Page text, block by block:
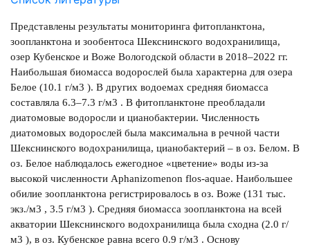
Представлены результаты мониторинга фитопланктона,
зоопланктона и зообентоса Шекснинского водохранилища,
озер Кубенское и Воже Вологодской области в 2018–2022 гг.
Наибольшая биомасса водорослей была характерна для озера
Белое (10.1 г/м3 ). В других водоемах средняя биомасса
составляла 6.3–7.3 г/м3 . В фитопланктоне преобладали
диатомовые водоросли и цианобактерии. Численность
диатомовых водорослей была максимальна в речной части
Шекснинского водохранилища, цианобактерий – в оз. Белом. В
оз. Белое наблюдалось ежегодное «цветение» воды из-за
высокой численности Aphanizomenon flos-aquae. Наибольшее
обилие зоопланктона регистрировалось в оз. Воже (131 тыс.
экз./м3 , 3.5 г/м3 ). Средняя биомасса зоопланктона на всей
акватории Шекснинского водохранилища была сходна (2.0 г/
м3 ), в оз. Кубенское равна всего 0.9 г/м3 . Основу